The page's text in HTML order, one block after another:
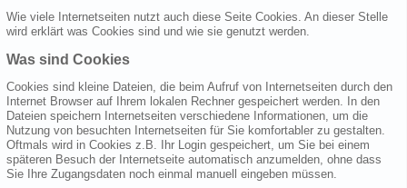
Wie viele Internetseiten nutzt auch diese Seite Cookies. An dieser Stelle
wird erklärt was Cookies sind und wie sie genutzt werden.
Was sind Cookies
Cookies sind kleine Dateien, die beim Aufruf von Internetseiten durch den
Internet Browser auf Ihrem lokalen Rechner gespeichert werden. In den
Dateien speichern Internetseiten verschiedene Informationen, um die
Nutzung von besuchten Internetseiten für Sie komfortabler zu gestalten.
Oftmals wird in Cookies z.B. Ihr Login gespeichert, um Sie bei einem
späteren Besuch der Internetseite automatisch anzumelden, ohne dass
Sie Ihre Zugangsdaten noch einmal manuell eingeben müssen.